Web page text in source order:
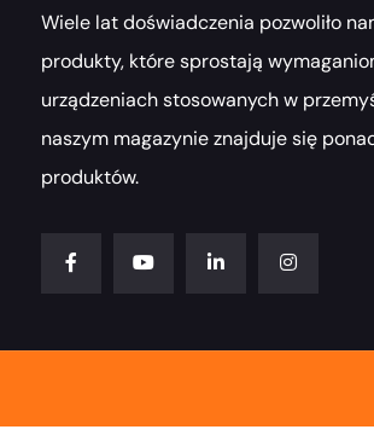
Wiele lat doświadczenia pozwoliło
produkty, które sprostają
urządzeniach stosowanych w
naszym magazynie znajduje się
produktów.